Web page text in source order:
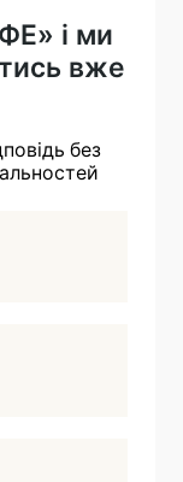
і ми
вже
без